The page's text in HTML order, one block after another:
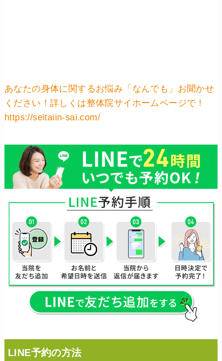
あなたの身体に関するお悩み「なんでも」お聞かせ
ください！詳しくは整体院サイホームページで！
https://seitaiin-sai.com/
LINE予約の方法